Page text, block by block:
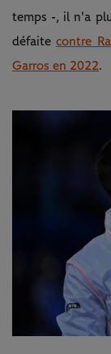
temps -, il n'a
défaitecontre
Garros en 2022.